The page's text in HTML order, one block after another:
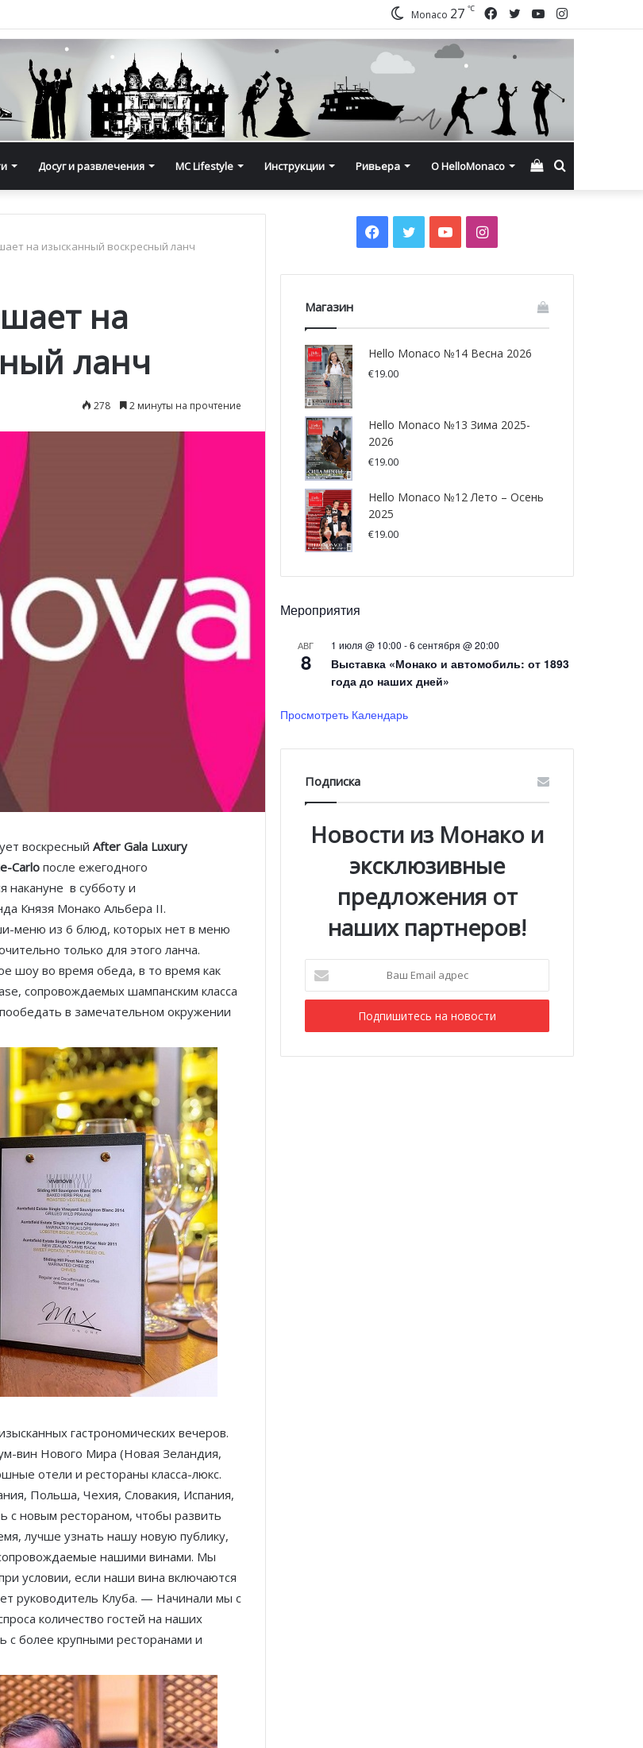
Instagram
YouTube
Twitter
Facebook
Monaco 27 ℃
Досуг и развлечения MC Lifestyle Инструкции Ривьера О HelloMonaco Смотреть
на изысканный воскресный ланч
на
ланч
278 2 минуты на прочтение
воскресный After Gala Luxury
Carloпосле ежегодного
накануне в субботу и
Князя Монако Альбера II.
меню из 6 блюд, которых нет в меню
только для этого ланча.
шоу во время обеда, в то время как
сопровождаемых шампанским класса
в замечательном окружении
гастрономических вечеров.
вин Нового Мира (Новая Зеландия,
отели и рестораны класса-люкс.
Польша, Чехия, Словакия, Испания,
с новым рестораном, чтобы развить
лучше узнать нашу новую публику,
нашими винами. Мы
условии, если наши вина включаются
руководитель Клуба. — Начинали мы с
количество гостей на наших
с более крупными ресторанами и
Facebook
TwitterYouTubeInstagram
Магазин
Hello Monaco №14 Весна 2026
€19.00
Hello Monaco №13 Зима 2025-
2026
€19.00
Hello Monaco №12 Лето – Осень
2025
€19.00
Мероприятия
АВГ
8
1 июля @ 10:00 -6 сентября @ 20:00
Выставка «Монако и автомобиль: от 1893
года до наших дней»
Просмотреть Календарь
Подписка
Новости из Монако и
эксклюзивные
предложения от
наших партнеров!
Email
адрес